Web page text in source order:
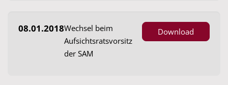
08.01.2018Wechsel beim
Aufsichtsratsvorsitz
der SAM
Download